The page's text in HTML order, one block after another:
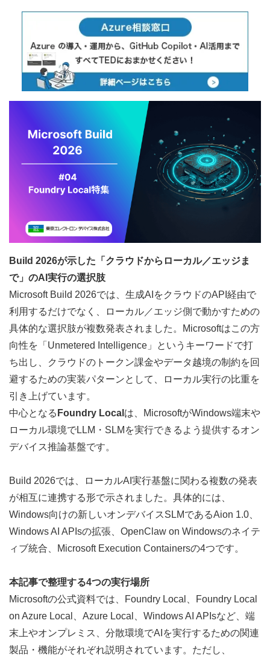
Build 2026が示した「クラウドからローカル／エッジま
で」のAI実行の選択肢
Microsoft Build 2026では、生成AIをクラウドのAPI経由で
利用するだけでなく、ローカル／エッジ側で動かすための
具体的な選択肢が複数発表されました。Microsoftはこの方
向性を「Unmetered Intelligence」というキーワードで打
ち出し、クラウドのトークン課金やデータ越境の制約を回
避するための実装パターンとして、ローカル実行の比重を
引き上げています。
中心となる Foundry Local は、MicrosoftがWindows端末や
ローカル環境でLLM・SLMを実行できるよう提供するオン
デバイス推論基盤です。
Build 2026では、ローカルAI実行基盤に関わる複数の発表
が相互に連携する形で示されました。具体的には、
Windows向けの新しいオンデバイスSLMであるAion 1.0、
Windows AI APIsの拡張、OpenClaw on Windowsのネイテ
ィブ統合、Microsoft Execution Containersの4つです。
本記事で整理する4つの実行場所
Microsoftの公式資料では、Foundry Local、Foundry Local
on Azure Local、Azure Local、Windows AI APIsなど、端
末上やオンプレミス、分散環境でAIを実行するための関連
製品・機能がそれぞれ説明されています。ただし、